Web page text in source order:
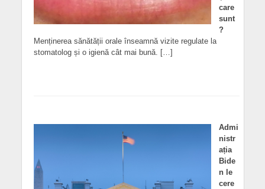
care
sunt
?
Menținerea sănătății orale înseamnă vizite regulate la
stomatolog și o igienă cât mai bună. […]
Admi
nistr
ația
Bide
n le
cere